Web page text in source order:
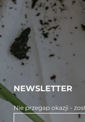
NEWSLETTER
Nie przegap okazji -